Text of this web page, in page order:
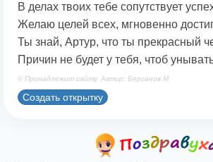
В делах твоих тебе сопутствует
Желаю целей всех, мгновенно
Ты знай, Артур, что ты прекрасный
Причин не будет у тебя, чтоб
© Принадлежит сайту. Автор: Берсанов М.
Создать открытку